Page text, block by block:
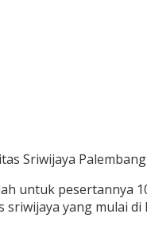
Sriwijaya
untuk pesertannya
yang mulai